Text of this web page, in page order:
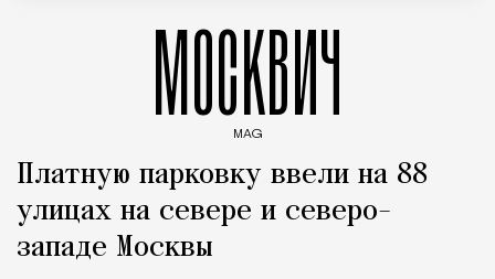
МОСКВИЧ
MAG
Платную парковку ввели на 88
улицах на севере и северо-
западе Москвы